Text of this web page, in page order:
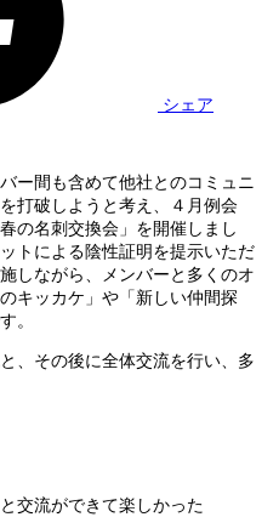
シェア
ー間も含めて他社とのコミュニ
打破しようと考え、４月例会
の名刺交換会」を開催しまし
トによる陰性証明を提示いただ
しながら、メンバーと多くのオ
キッカケ」や「新しい仲間探
。
、その後に全体交流を行い、多
交流ができて楽しかった